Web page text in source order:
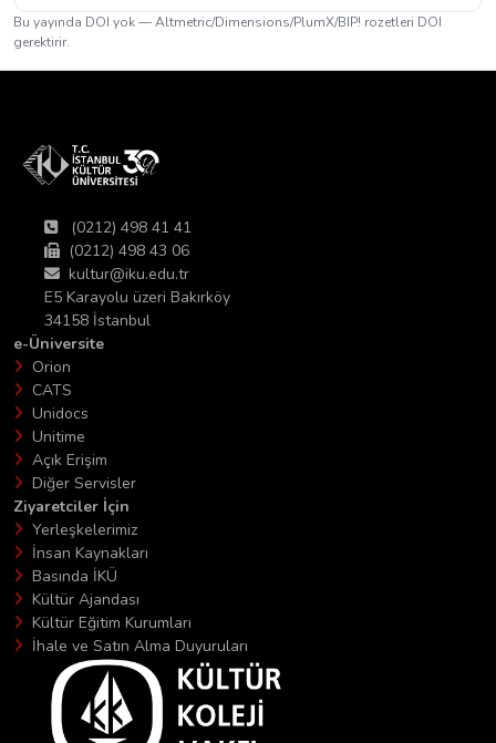
Bu yayında DOI yok — Altmetric/Dimensions/PlumX/BIP! rozetleri DOI
gerektirir.
(0212) 498 41 41
(0212) 498 43 06
kultur@iku.edu.tr
E5 Karayolu üzeri Bakırköy
34158 İstanbul
e-Üniversite
Orion
CATS
Unidocs
Unitime
Açık Erişim
Diğer Servisler
Ziyaretciler İçin
Yerleşkelerimiz
İnsan Kaynakları
Basında İKÜ
Kültür Ajandası
Kültür Eğitim Kurumları
İhale ve Satın Alma Duyuruları